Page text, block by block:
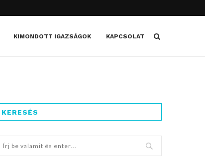
KIMONDOTT IGAZSÁGOK KAPCSOLAT
KERESÉS